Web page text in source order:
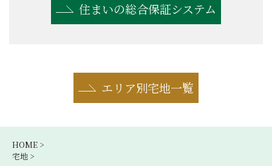
住まいの総合保証システム
エリア別宅地一覧
HOME >
宅地 >